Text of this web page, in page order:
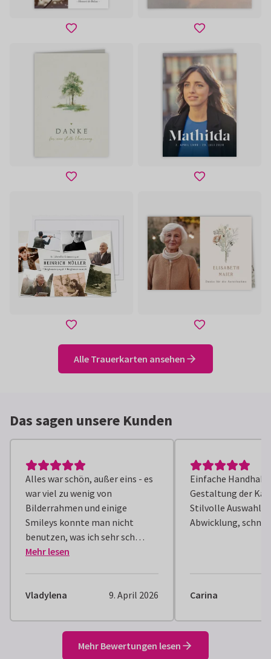
Alle Trauerkarten ansehen
Das sagen unsere Kunden
Alles war schön, außer eins - es
war viel zu wenig von
Bilderrahmen und einige
Smileys konnte man nicht
benutzen, was ich sehr sch…
Mehr lesen
Vladylena 9. April 2026
Einfache
Gestaltung der
Stilvolle Auswahl.
Abwicklung,
Carina
Mehr Bewertungen lesen